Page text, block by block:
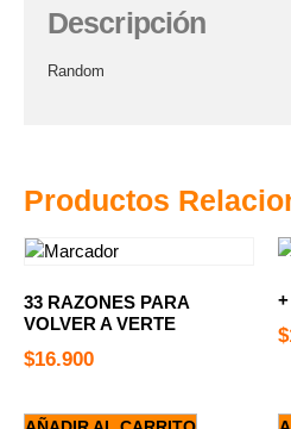
Productos
33 RAZONES PARA
VOLVER A VERTE
$16.900
$
Descripción
Random